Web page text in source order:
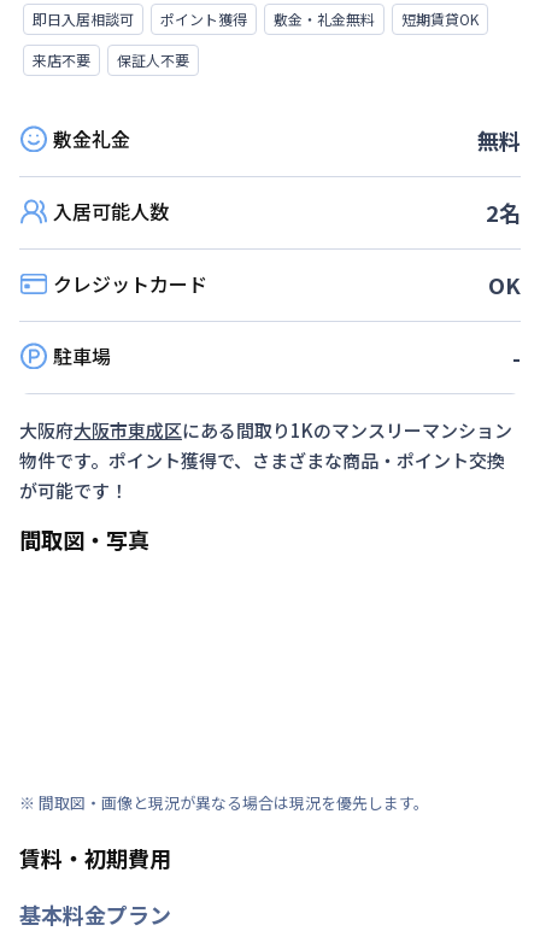
即日入居相談可
ポイント獲得 敷金・礼金無料
短期賃貸OK
来店不要
保証人不要
敷金礼金 無料
入居可能人数 2名
クレジットカード OK
駐車場 -
大阪府大阪市東成区にある間取り1Kのマンスリーマンション
物件です。ポイント獲得で、さまざまな商品・ポイント交換
が可能です！
間取図・写真
※ 間取図・画像と現況が異なる場合は現況を優先します。
賃料・初期費用
基本料金プラン